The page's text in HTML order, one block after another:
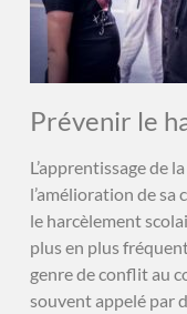
Prévenir le
L’apprentissage de
l’amélioration de sa
le harcèlement
plus en plus
genre de conflit au
souvent appelé par